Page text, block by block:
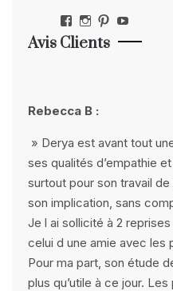
Facebook
Instagram
Pinterest
YouTube
Avis Clients
Rebecca B :
» Derya est avant tout
ses qualités d’empathie
surtout pour son travail
son implication, sans
Je l ai sollicité à 2
celui d une amie avec les
Pour ma part, son étude
plus qu’utile à ce jour.